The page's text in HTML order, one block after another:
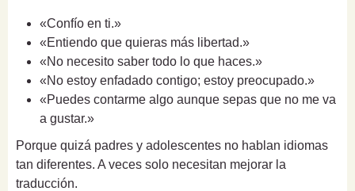
«Confío en ti.»
«Entiendo que quieras más libertad.»
«No necesito saber todo lo que haces.»
«No estoy enfadado contigo; estoy preocupado.»
«Puedes contarme algo aunque sepas que no me va
a gustar.»
Porque quizá padres y adolescentes no hablan idiomas
tan diferentes. A veces solo necesitan mejorar la
traducción.